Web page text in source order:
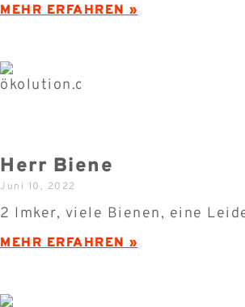
MEHR ERFAHREN »
Herr Biene
Juni 10, 2022
2 Imker, viele Bienen, eine
MEHR ERFAHREN »